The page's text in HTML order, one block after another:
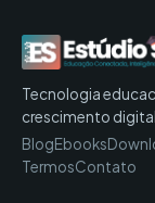
Tecnologia
crescimento digital.
BlogEbooks
TermosContato